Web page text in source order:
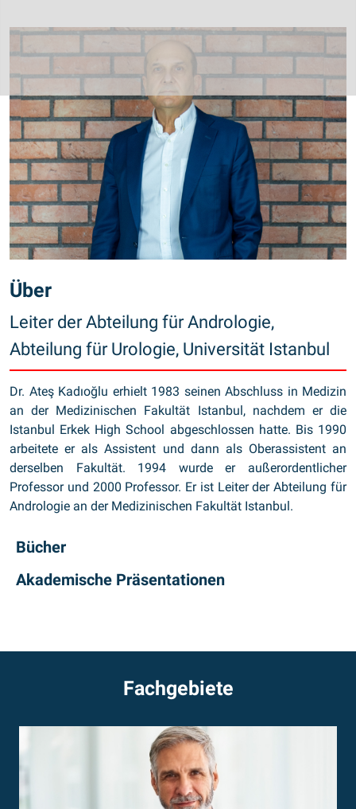
Über
Leiter der Abteilung für Andrologie,
Abteilung für Urologie, Universität Istanbul
Dr. Ateş Kadıoğlu erhielt 1983 seinen Abschluss in Medizin
an der Medizinischen Fakultät Istanbul, nachdem er die
Istanbul Erkek High School abgeschlossen hatte. Bis 1990
arbeitete er als Assistent und dann als Oberassistent an
derselben Fakultät. 1994 wurde er außerordentlicher
Professor und 2000 Professor. Er ist Leiter der Abteilung für
Andrologie an der Medizinischen Fakultät Istanbul.
Bücher
Akademische Präsentationen
Fachgebiete